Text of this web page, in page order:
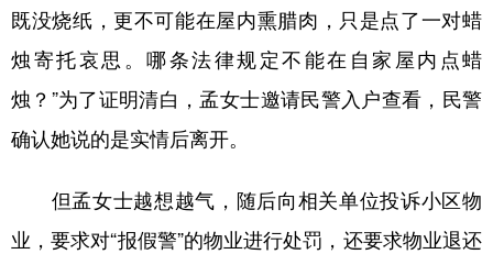
既没烧纸，更不可能在屋内熏腊肉，只是点了一对蜡
烛寄托哀思。哪条法律规定不能在自家屋内点蜡
烛？”为了证明清白，孟女士邀请民警入户查看，民警
确认她说的是实情后离开。
但孟女士越想越气，随后向相关单位投诉小区物
业，要求对“报假警”的物业进行处罚，还要求物业退还